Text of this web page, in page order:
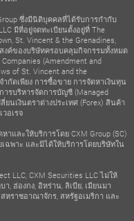
ซึ่งมีนิติบุคคลที่ได้รับการกำกับ
มีที่อยู่จดทะเบียนตั้งอยู่ที่ The
St. Vincent & the Grenadines,
สงค์ของบริษัทครอบคลุมกิจกรรมทั้งหมด
(Amendment and
of St. Vincent and the
กัดเพียง การซื้อขาย การจัดหาเงินทุน
รบริหารจัดการบัญชี (Managed
นเงินตราต่างประเทศ (Forex) สินค้า
อเรจ
ละให้บริการโดย CXM Group (SC)
เฉพาะ และมิได้ให้บริการโดยบริษัทใน
LLC, CXM Securities LLC ไม่ให้
, ฮ่องกง, อิหร่าน, ลิเบีย, เมียนมา
สหราชอาณาจักร, สหรัฐอเมริกา และ